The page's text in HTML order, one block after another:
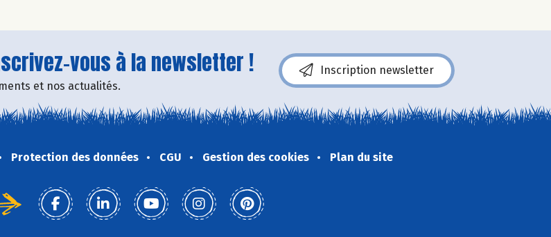
vous à la newsletter !
et nos actualités.
Inscription newsletter
Protection des données CGU Gestion des cookies Plan du site